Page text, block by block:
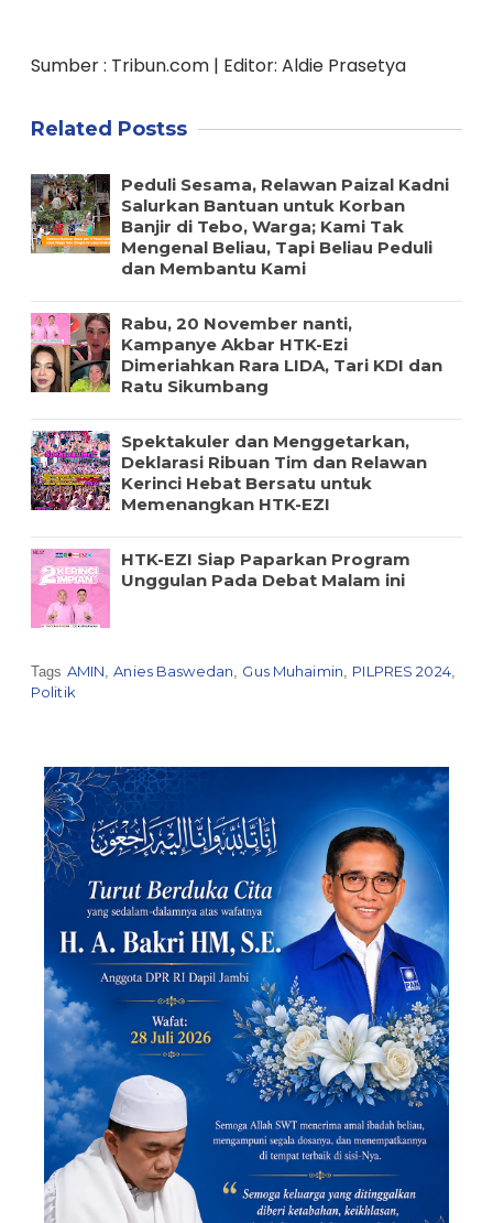
Sumber : Tribun.com | Editor: Aldie Prasetya
Related Postss
Peduli Sesama, Relawan Paizal Kadni
Salurkan Bantuan untuk Korban
Banjir di Tebo, Warga; Kami Tak
Mengenal Beliau, Tapi Beliau Peduli
dan Membantu Kami
Rabu, 20 November nanti,
Kampanye Akbar HTK-Ezi
Dimeriahkan Rara LIDA, Tari KDI dan
Ratu Sikumbang
Spektakuler dan Menggetarkan,
Deklarasi Ribuan Tim dan Relawan
Kerinci Hebat Bersatu untuk
Memenangkan HTK-EZI
HTK-EZI Siap Paparkan Program
Unggulan Pada Debat Malam ini
Tags AMIN ,Anies Baswedan Gus Muhaimin PILPRES 2024,
Politik